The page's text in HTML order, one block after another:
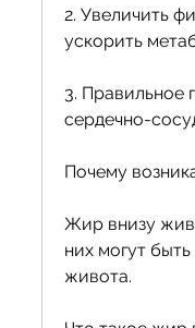
2. Увеличить
ускорить
3. Правильное
сердечно-
Почему
Жир внизу
них могут
живота.